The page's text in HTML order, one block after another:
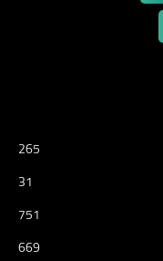
265
31
751
669